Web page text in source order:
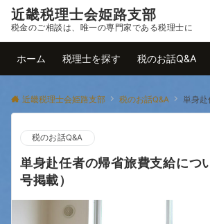
近畿税理士会姫路支部
税金のご相談は、唯一の専門家である税理士に
ホーム 税理士を探す 税のお話Q&A
近畿税理士会姫路支部 税のお話Q&A 単身赴任者
税のお話Q&A
単身赴任者の帰省旅費支給につ
号掲載）